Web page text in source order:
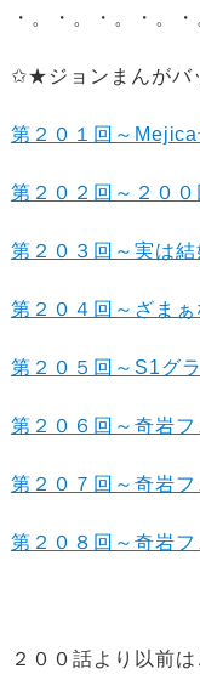
・。・。・。・。・
✩★ジョンまんがバ
第２０１回～Mejica
第２０２回～２００
第２０３回～実は結
第２０４回～ざま
第２０５回～S1グ
第２０６回～奇岩
第２０７回～奇岩
第２０８回～奇岩
２００話より以前